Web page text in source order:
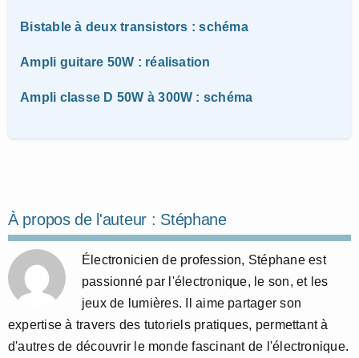
Bistable à deux transistors : schéma
Ampli guitare 50W : réalisation
Ampli classe D 50W à 300W : schéma
À propos de l'auteur : Stéphane
Électronicien de profession, Stéphane est
passionné par l'électronique, le son, et les
jeux de lumières. Il aime partager son
expertise à travers des tutoriels pratiques, permettant à
d'autres de découvrir le monde fascinant de l'électronique.